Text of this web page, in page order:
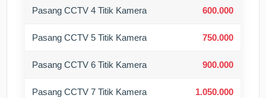
Pasang CCTV 4 Titik Kamera 600.000
Pasang CCTV 5 Titik Kamera 750.000
Pasang CCTV 6 Titik Kamera 900.000
Pasang CCTV 7 Titik Kamera 1.050.000